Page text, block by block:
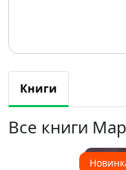
Книги
Все книги